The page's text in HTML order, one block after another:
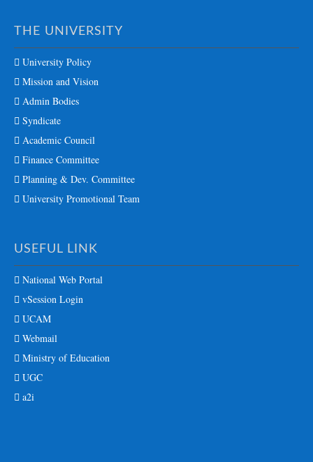
THE UNIVERSITY
University Policy
Mission and Vision
Admin Bodies
Syndicate
Academic Council
Finance Committee
Planning & Dev. Committee
University Promotional Team
USEFUL LINK
National Web Portal
vSession Login
UCAM
Webmail
Ministry of Education
UGC
a2i